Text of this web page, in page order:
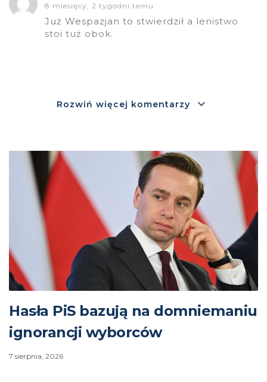
8 miesięcy, 2 tygodni temu
Już Wespazjan to stwierdził a lenistwo
stoi tuż obok.
Rozwiń więcej komentarzy
Hasła PiS bazują na domniemaniu
ignorancji wyborców
7 sierpnia, 2026